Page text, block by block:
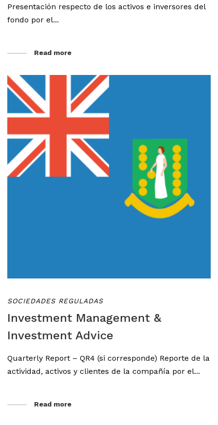
Presentación respecto de los activos e inversores del
fondo por el...
Read more
SOCIEDADES REGULADAS
Investment Management &
Investment Advice
Quarterly Report – QR4 (si corresponde) Reporte de la
actividad, activos y clientes de la compañía por el...
Read more